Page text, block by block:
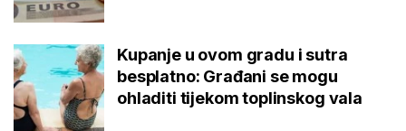
Kupanje u ovom gradu i sutra
besplatno: Građani se mogu
ohladiti tijekom toplinskog vala